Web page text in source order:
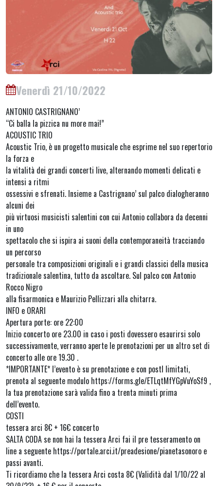
Venerdì 21/10/2022
ANTONIO CASTRIGNANO’
“Ci balla la pizzica nu more mai!”
ACOUSTIC TRIO
Acoustic Trio, è un progetto musicale che esprime nel suo repertorio
la forza e
la vitalità dei grandi concerti live, alternando momenti delicati e
intensi a ritmi
ossessivi e sfrenati. Insieme a Castrignano’ sul palco dialogheranno
alcuni dei
più virtuosi musicisti salentini con cui Antonio collabora da decenni
in uno
spettacolo che si ispira ai suoni della contemporaneità tracciando
un percorso
personale tra composizioni originali e i grandi classici della musica
tradizionale salentina, tutto da ascoltare. Sul palco con Antonio
Rocco Nigro
alla fisarmonica e Maurizio Pellizzari alla chitarra.
INFO e ORARI
Apertura porte: ore 22:00
Inizio concerto ore 23.00 in caso i posti dovessero esaurirsi solo
successivamente, verranno aperte le prenotazioni per un altro set di
concerto alle ore 19.30 .
*IMPORTANTE* l’evento è su prenotazione e con postI limitati,
prenota al seguente modulo https://forms.gle/ETLqtMfYGpVuYoSf9 ,
la tua prenotazione sarà valida fino a trenta minuti prima
dell’evento.
COSTI
tessera arci 8€ + 16€ concerto
SALTA CODA se non hai la tessera Arci fai il pre tesseramento on
line a seguente https://portale.arci.it/preadesione/pianetasonoro e
passi avanti.
Ti ricordiamo che la tessera Arci costa 8€ (Validità dal 1/10/22 al